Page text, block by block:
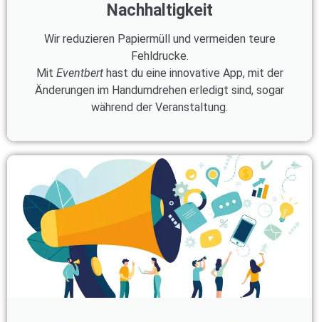
Nachhaltigkeit
Wir reduzieren Papiermüll und vermeiden teure
Fehldrucke.
Mit Eventberthast du eine innovative App, mit der
Änderungen im Handumdrehen erledigt sind, sogar
während der Veranstaltung.